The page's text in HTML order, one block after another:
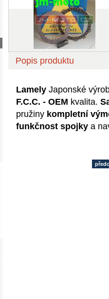
Popis produktu
LamelyJaponské
F.C.C. - OEM kvalita.
pružiny kompletní
funkčnost spojky a